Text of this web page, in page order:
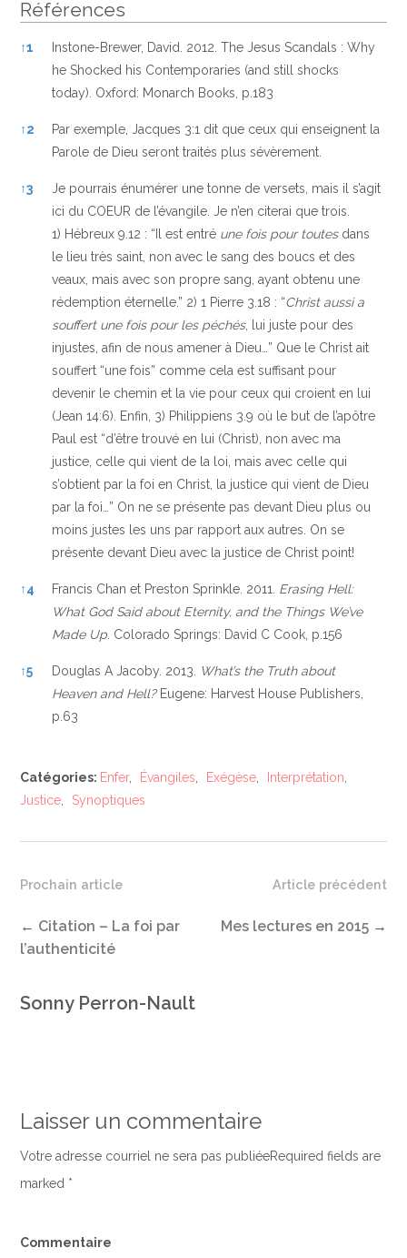
Références
Références
↑1
Instone-Brewer, David. 2012. The Jesus Scandals : Why
he Shocked his Contemporaries (and still shocks
today). Oxford: Monarch Books, p.183
↑2
Par exemple, Jacques 3:1 dit que ceux qui enseignent la
Parole de Dieu seront traités plus sévèrement.
↑3
Je pourrais énumérer une tonne de versets, mais il s’agit
ici du COEUR de l’évangile. Je n’en citerai que trois.
1) Hébreux 9.12 : “Il est entré une fois pour toutesdans
le lieu très saint, non avec le sang des boucs et des
veaux, mais avec son propre sang, ayant obtenu une
rédemption éternelle.” 2) 1 Pierre 3.18 : “Christ aussi a
souffert une fois pour les péchés, lui juste pour des
injustes, afin de nous amener à Dieu…” Que le Christ ait
souffert “une fois” comme cela est suffisant pour
devenir le chemin et la vie pour ceux qui croient en lui
(Jean 14:6). Enfin, 3) Philippiens 3.9 où le but de l’apôtre
Paul est “d’être trouvé en lui (Christ), non avec ma
justice, celle qui vient de la loi, mais avec celle qui
s’obtient par la foi en Christ, la justice qui vient de Dieu
par la foi…” On ne se présente pas devant Dieu plus ou
moins justes les uns par rapport aux autres. On se
présente devant Dieu avec la justice de Christ point!
↑4 Francis Chan et Preston Sprinkle. 2011. Erasing Hell:
What God Said about Eternity, and the Things We’ve
Made Up. Colorado Springs: David C Cook, p.156
↑5 Douglas A Jacoby. 2013. What’s the Truth about
Heaven and Hell?Eugene: Harvest House Publishers,
p.63
Catégories: Enfer, Évangiles, Exégèse, Interprétation,
Justice, Synoptiques
Article précédent
Mes lectures en 2015 →
Prochain article
← Citation – La foi par
l’authenticité
Sonny Perron-Nault
Laisser un commentaire
Votre adresse courriel ne sera pas publiéeRequired fields are
marked *
Commentaire